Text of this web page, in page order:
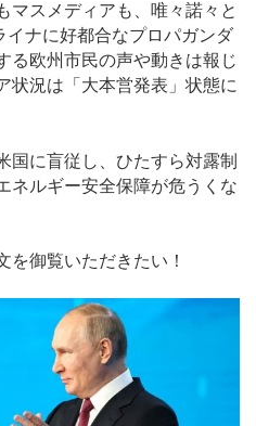
スメディアも、唯々諾々と
ナに好都合なプロパガンダ
る欧州市民の声や動きは報じ
状況は「大本営発表」状態に
に盲従し、ひたすら対露制
ネルギー安全保障が危うくな
御覧いただきたい！